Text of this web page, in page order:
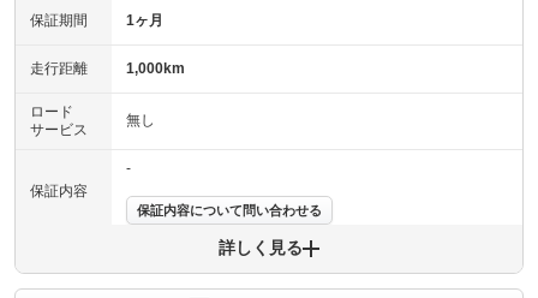
保証期間 1ヶ月
走行距離 1,000km
ロード
サービス
無し
保証内容
-
保証内容について問い合わせる
詳しく見る